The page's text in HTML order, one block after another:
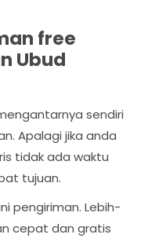
free
Ubud
sendiri
Apalagi jika anda
tidak ada waktu
tujuan.
pengiriman. Lebih-
cepat dan gratis